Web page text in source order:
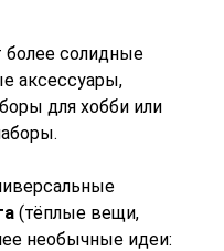
более солидные
аксессуары,
для хобби или
(тёплые вещи,
необычные идеи: